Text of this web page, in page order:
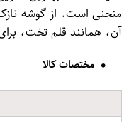
منحنی است. از گوشه
آن، همانند قلم تخت،
مختصات کالا